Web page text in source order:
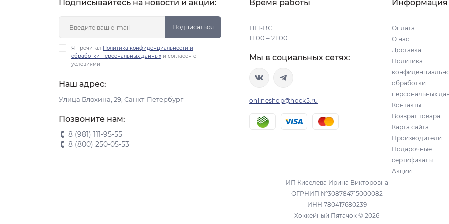
Подписывайтесь на новости и акции:
Подписаться
Я прочитал Политика конфиденциальности и
обработки персональных данных и согласен с
условиями
Наш адрес:
Улица Блохина, 29, Санкт-Петербург
Позвоните нам:
8 (981) 111-95-55
8 (800) 250-05-53
Время работы
ПН-ВС
11:00 – 21:00
Мы в социальных сетях:
onlineshop@hock5.ru
Информация
Оплата
О нас
Доставка
Политика
обработки
персональных
Контакты
Возврат товара
Карта сайта
Производители
Подарочные
сертификаты
Акции
ИП Киселева Ирина Викторовна
ОГРНИП №308784715000082
ИНН 780417680239
Хоккейный Пятачок © 2026